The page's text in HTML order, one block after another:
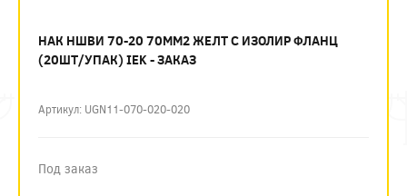
НАК НШВИ 70-20 70ММ2 ЖЕЛТ С ИЗОЛИР ФЛАНЦ
(20ШТ/УПАК) IEK - ЗАКАЗ
Артикул: UGN11-070-020-020
Под заказ